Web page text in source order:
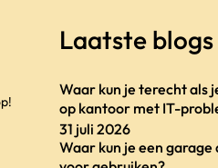
Laatste blogs
Waar kun je terecht als
op kantoor met IT-
31 juli 2026
Waar kun je een garage